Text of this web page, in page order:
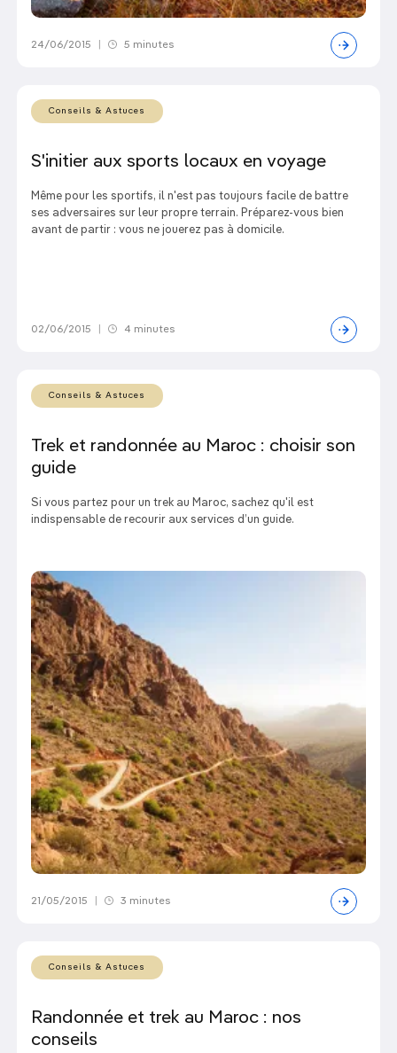
24/06/2015 5 minutes
Conseils & Astuces
S'initier aux sports locaux en voyage
Même pour les sportifs, il n'est pas toujours facile de battre
ses adversaires sur leur propre terrain. Préparez-vous bien
avant de partir : vous ne jouerez pas à domicile.
02/06/2015 4 minutes
Conseils & Astuces
Trek et randonnée au Maroc : choisir son
guide
Si vous partez pour un trek au Maroc, sachez qu'il est
indispensable de recourir aux services d’un guide.
21/05/2015 3 minutes
Conseils & Astuces
Randonnée et trek au Maroc : nos
conseils